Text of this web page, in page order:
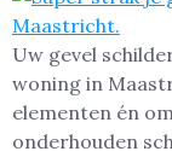
Uw gevel
woning in
elementen én
onderhouden